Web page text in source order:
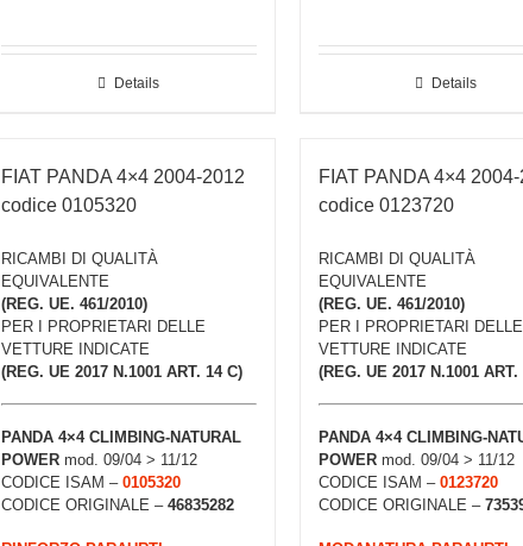
Details Details
FIAT PANDA 4×4 2004-2012
codice 0105320
RICAMBI DI QUALITÀ
EQUIVALENTE
(REG. UE. 461/2010)
PER I PROPRIETARI DELLE
VETTURE INDICATE
(REG. UE 2017 N.1001 ART. 14 C)
PANDA 4×4 CLIMBING-NATURAL
POWER mod. 09/04 > 11/12
CODICE ISAM – 0105320
CODICE ORIGINALE – 46835282
FIAT PANDA 4×4
codice 0123720
RICAMBI DI QUALITÀ
EQUIVALENTE
(REG. UE. 461/2010)
PER I PROPRIETARI DELLE
VETTURE INDICATE
(REG. UE 2017 N.1001 ART.
PANDA 4×4 CLIMBING-
POWER mod. 09/04 > 11/12
CODICE ISAM – 0123720
CODICE ORIGINALE –